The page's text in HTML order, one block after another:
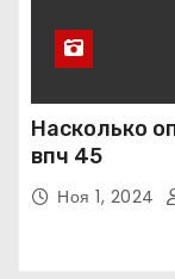
Насколько
впч 45
Ноя 1, 2024